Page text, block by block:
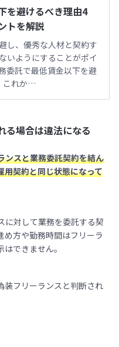
を避けるべき理由4
トを解説
し、優秀な人材と契約す
いようにすることがポイ
委託で最低賃金以下を避
これか…
る場合は違法になる
ンスと業務委託契約を結ん
用契約と同じ状態になって
に対して業務を委託する契
め方や勤務時間はフリーラ
できません。
装フリーランスと判断され